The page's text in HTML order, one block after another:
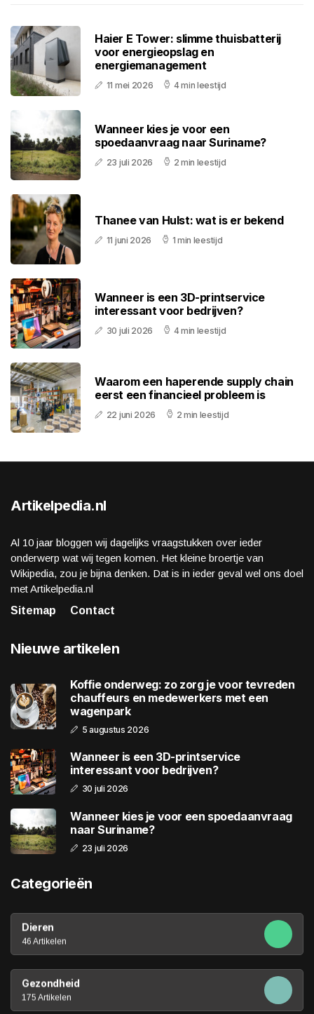
Haier E Tower: slimme thuisbatterij
voor energieopslag en
energiemanagement
11 mei 2026 4 min leestijd
Wanneer kies je voor een
spoedaanvraag naar Suriname?
23 juli 2026 2 min leestijd
Thanee van Hulst: wat is er bekend
11 juni 2026 1 min leestijd
Wanneer is een 3D-printservice
interessant voor bedrijven?
30 juli 2026 4 min leestijd
Waarom een haperende supply chain
eerst een financieel probleem is
22 juni 2026 2 min leestijd
Artikelpedia.nl
Al 10 jaar bloggen wij dagelijks vraagstukken over ieder
onderwerp wat wij tegen komen. Het kleine broertje van
Wikipedia, zou je bijna denken. Dat is in ieder geval wel ons doel
met Artikelpedia.nl
Sitemap
Contact
Nieuwe artikelen
Koffie onderweg: zo zorg je voor tevreden
chauffeurs en medewerkers met een
wagenpark
5 augustus 2026
Wanneer is een 3D-printservice
interessant voor bedrijven?
30 juli 2026
Wanneer kies je voor een spoedaanvraag
naar Suriname?
23 juli 2026
Categorieën
Dieren
46 Artikelen
Gezondheid
175 Artikelen